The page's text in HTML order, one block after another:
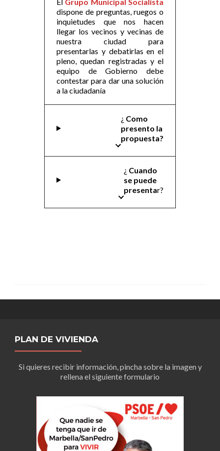
dispone de preguntas, ruegos o
inquietudes que nos hacen
llegar los vecinos y vecinas de
nuestra ciudad para
presentarlas y debatirlas en el
pleno, quedan registradas y el
equipo de Gobierno debe
contestar para dar una solución
a la ciudadanía
¿ Como
presento la
propuesta?
¿ Cuando
se puede
presentar?
PLAN DE VIVIENDA
Si quieres recibir información, pincha sobre la imagen y
rellena el siguiente formulario